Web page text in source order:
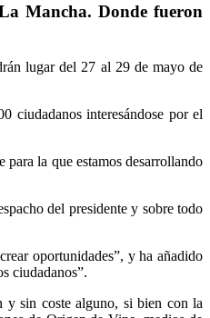
Mancha. Donde fueron
lugar del 27 al 29 de mayo de
ciudadanos interesándose por el
la que estamos desarrollando
del presidente y sobre todo
oportunidades”, y ha añadido
ciudadanos”.
y sin coste alguno, si bien con la